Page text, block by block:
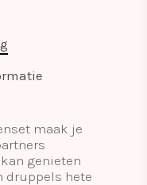
maak je
genieten
druppels hete